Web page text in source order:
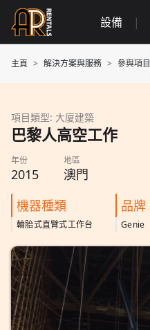
Skip
content
設備 |
主頁 解決方案與服務 參與項目
項目類型: 大廈建築
巴黎人高空工作
年份
2015
地區
澳門
機器種類
品牌
輪胎式直臂式工作台 Genie